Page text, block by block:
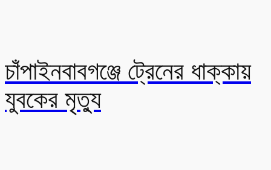
চাঁপাইনবাবগঞ্জে ট্রেনের ধাক্কায়
যুবকের মৃত্যু